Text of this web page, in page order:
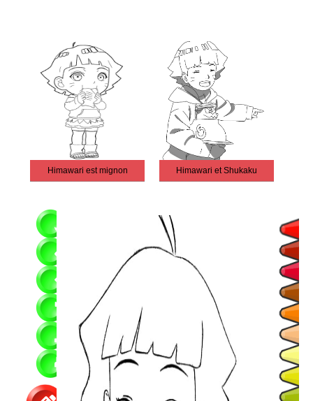
Himawari est mignon Himawari et Shukaku